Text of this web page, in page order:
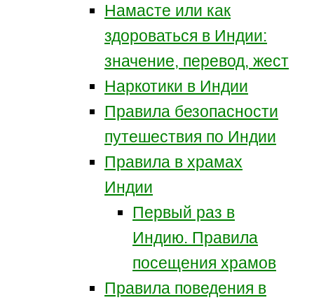
Намасте или как
здороваться в Индии:
значение, перевод, жест
Наркотики в Индии
Правила безопасности
путешествия по Индии
Правила в храмах
Индии
Первый раз в
Индию. Правила
посещения храмов
Правила поведения в